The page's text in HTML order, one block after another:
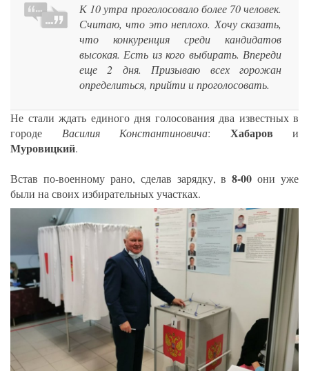
К 10 утра проголосовало более 70 человек.
Считаю, что это неплохо. Хочу сказать,
что конкуренция среди кандидатов
высокая. Есть из кого выбирать. Впереди
еще 2 дня. Призываю всех горожан
определиться, прийти и проголосовать.
Не стали ждать единого дня голосования два известных в
городе Василия Константиновича: Хабаров и
Муровицкий.
Встав по-военному рано, сделав зарядку, в8-00 они уже
были на своих избирательных участках.